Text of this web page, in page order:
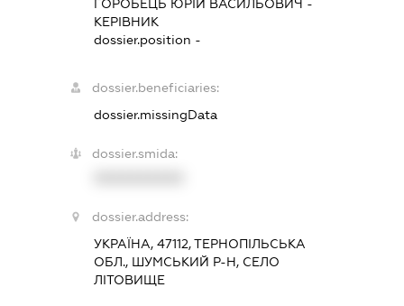
ГОРОБЕЦЬ ЮРІЙ ВАСИЛЬОВИЧ -
КЕРІВНИК
dossier.position -
dossier.beneficiaries:
dossier.missingData
dossier.smida:
dossier.address:
УКРАЇНА, 47112, ТЕРНОПІЛЬСЬКА
ОБЛ., ШУМСЬКИЙ Р-Н, СЕЛО
ЛІТОВИЩЕ